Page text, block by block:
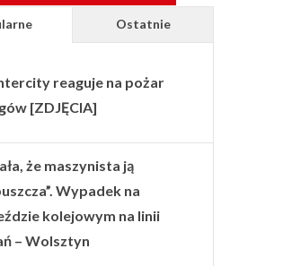
Ostatnie
reaguje na pożar
[ZDJĘCIA]
że maszynista ją
Wypadek na
kolejowym na linii
– Wolsztyn